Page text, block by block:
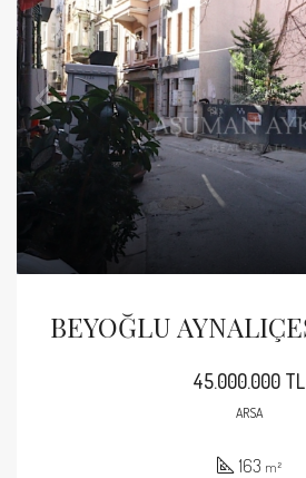
45.000.000 TL
ARSA
163 m²